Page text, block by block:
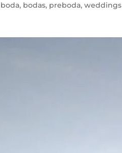
boda, bodas, preboda,weddings